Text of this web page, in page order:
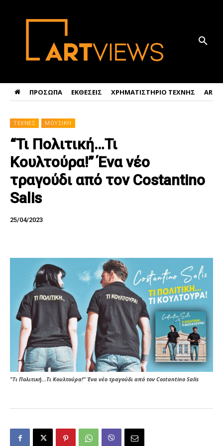
ΠΡΟΣΩΠΑ ΕΚΘΕΣΕΙΣ ΧΡΗΜΑΤΙΣΤΗΡΙΟ ΤΕΧΝΗΣ ART
ΤΕΧΝΕΣ ΜΟΥΣΙΚΗ
“Τι Πολιτική…Τι
Κουλτούρα!” Ένα νέο
τραγούδι από τον Costantino
Salis
25/04/2023
"Τι Πολιτική...Τι Κουλτούρα!" Ένα νέο τραγούδι από τον Costantino Salis